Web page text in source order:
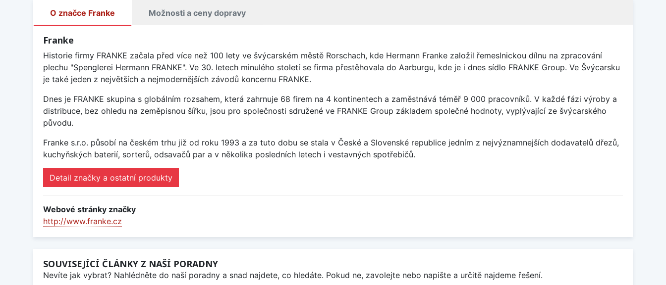
O značce Franke Možnosti a ceny dopravy
Franke
Historie firmy FRANKE začala před více než 100 lety ve švýcarském městě Rorschach, kde Hermann Franke založil řemeslnickou dílnu na zpracování
plechu "Spenglerei Hermann FRANKE". Ve 30. letech minulého století se firma přestěhovala do Aarburgu, kde je i dnes sídlo FRANKE Group. Ve Švýcarsku
je také jeden z největších a nejmodernějších závodů koncernu FRANKE.
Dnes je FRANKE skupina s globálním rozsahem, která zahrnuje 68 firem na 4 kontinentech a zaměstnává téměř 9 000 pracovníků. V každé fázi výroby a
distribuce, bez ohledu na zeměpisnou šířku, jsou pro společnosti sdružené ve FRANKE Group základem společné hodnoty, vyplývající ze švýcarského
původu.
Franke s.r.o. působí na českém trhu již od roku 1993 a za tuto dobu se stala v České a Slovenské republice jedním z nejvýznamnejších dodavatelů dřezů,
kuchyňských baterií, sorterů, odsavačů par a v několika posledních letech i vestavných spotřebičů.
Detail značky a ostatní produkty
Webové stránky značky
http://www.franke.cz
SOUVISEJÍCÍ ČLÁNKY Z NAŠÍ PORADNY
Nevíte jak vybrat? Nahlédněte do naší poradny a snad najdete, co hledáte. Pokud ne, zavolejte nebo napište a určitě najdeme řešení.